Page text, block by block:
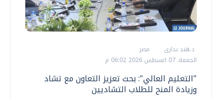
د.هند بدارى
مصر
الجمعة، 07 اغسطس 2026 06:02 م
"التعليم العالي": بحث تعزيز التعاون مع تشاد
وزيادة المنح للطلاب التشاديين